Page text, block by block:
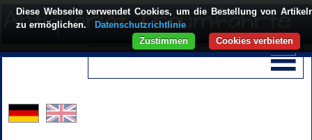
Diese Webseite verwendet Cookies, um die Bestellung von
zu ermöglichen.
Datenschutzrichtlinie
Cookies verbieten
Zustimmen